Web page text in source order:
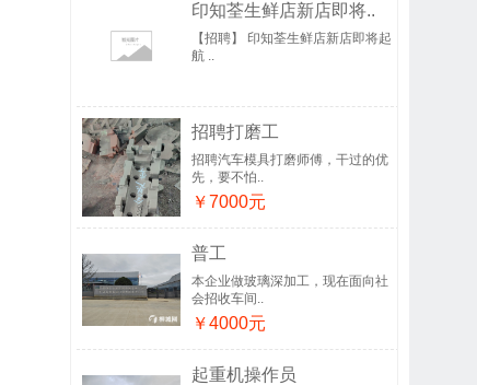
印知荃生鲜店新店即将..
【招聘】 印知荃生鲜店新店即将起
航 ..
招聘打磨工
招聘汽车模具打磨师傅，干过的优
先，要不怕..
￥7000元
普工
本企业做玻璃深加工，现在面向社
会招收车间..
￥4000元
起重机操作员